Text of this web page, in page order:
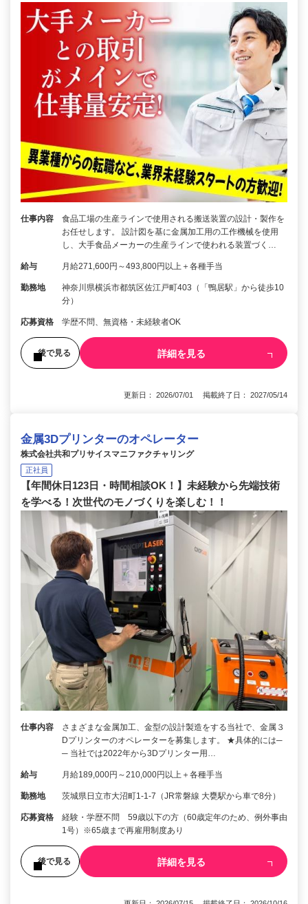
仕事内容
食品工場の生産ラインで使用される搬送装置の設計・製作を
お任せします。 設計図を基に金属加工用の工作機械を使用
し、大手食品メーカーの生産ラインで使われる装置づく…
給与 月給271,600円～493,800円以上＋各種手当
勤務地
神奈川県横浜市都筑区佐江戸町403（「鴨居駅」から徒歩10
分）
応募資格 学歴不問、無資格・未経験者OK
後で見る 詳細を見る
更新日： 2026/07/01 掲載終了日： 2027/05/14
金属3Dプリンターのオペレーター
株式会社共和プリサイスマニファクチャリング
正社員
【年間休日123日・時間相談OK！】未経験から先端技術
を学べる！次世代のモノづくりを楽しむ！！
仕事内容
さまざまな金属加工、金型の設計製造をする当社で、金属３
Dプリンターのオペレーターを募集します。 ★具体的には─
─ 当社では2022年から3Dプリンター用…
給与 月給189,000円～210,000円以上＋各種手当
勤務地 茨城県日立市大沼町1-1-7（JR常磐線 大甕駅から車で8分）
応募資格
経験・学歴不問 59歳以下の方（60歳定年のため、例外事由
1号）※65歳まで再雇用制度あり
後で見る 詳細を見る